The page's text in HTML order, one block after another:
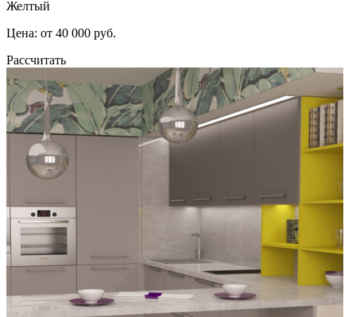
Желтый
Цена: от 40 000 руб.
Рассчитать